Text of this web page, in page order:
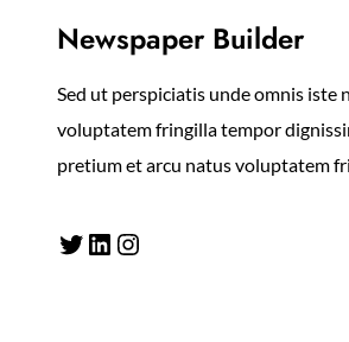
Newspaper Builder
Sed ut perspiciatis unde omnis iste
voluptatem fringilla tempor
pretium et arcu natus voluptatem
Twitter LinkedIn Instagram